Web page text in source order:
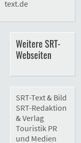
text.de
Weitere SRT-
Webseiten
SRT-Text & Bild
SRT-Redaktion
& Verlag
Touristik PR
und Medien